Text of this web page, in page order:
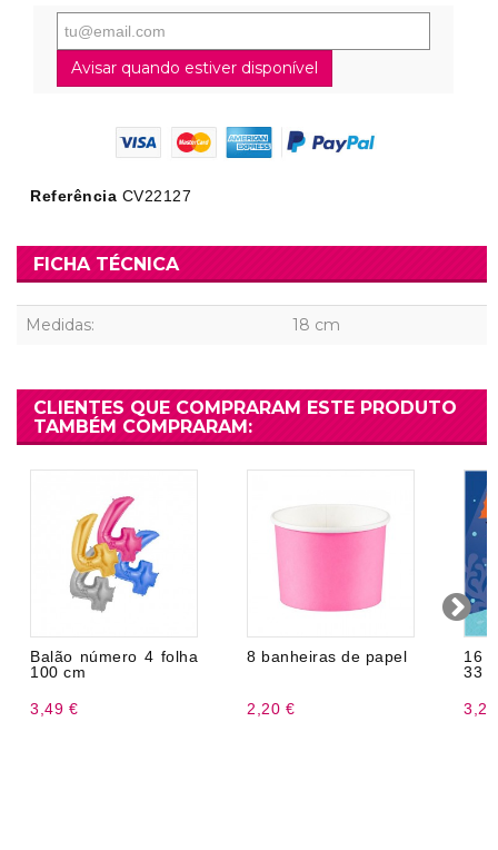
Avisar quando estiver disponível
Referência CV22127
FICHA TÉCNICA
Medidas: 18 cm
CLIENTES QUE COMPRARAM ESTE PRODUTO
TAMBÉM COMPRARAM:
Balão número 4 folha
100 cm
3,49 €
8 banheiras de papel
2,20 €
16
33